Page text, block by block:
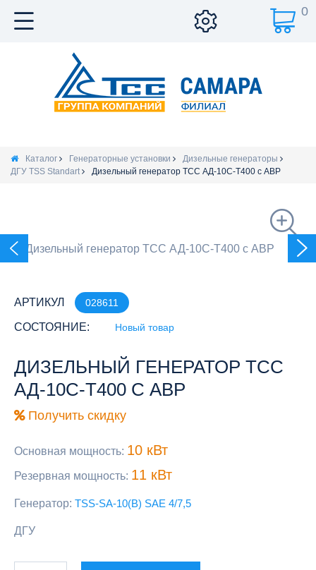
0
Каталог Генераторные установки
Дизельные генераторы
ДГУ TSS Standart
Дизельный генератор ТСС АД-10С-Т400 с АВР
АРТИКУЛ 028611
СОСТОЯНИЕ: Новый товар
ДИЗЕЛЬНЫЙ ГЕНЕРАТОР ТСС
АД-10С-Т400 С АВР
Получить скидку
Основная мощность: 10 кВт
Резервная мощность: 11 кВт
Генератор: TSS-SA-10(B) SAE 4/7,5
ДГУ